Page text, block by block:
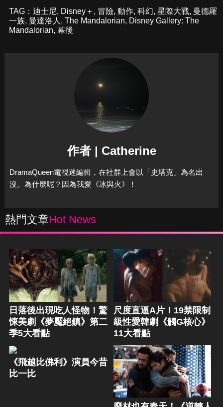
TAG： 迪士尼, Disney＋ , 冒險, 動作, 科幻, 星際大戰, 曼德羅
一族, 曼達洛人 , The Mandalorian, Disney Gallery: The
Mandalorian, 幕後
作者 | Catherine
DramaQueen電視迷編輯，在社群上會以「史塔克」為名出
沒。為什麼呢？因為我愛《冰與火》！
熱門文章Hot News
日落後出現吃人怪物！驚
悚美劇《夢魘絕鎮》第二
季5大看點
尺度直逼A片！19禁限制
級性愛韓劇《觸G核心》
11大看點
《飛越比佛利》演員今昔
比一比